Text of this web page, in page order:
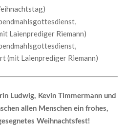
Laienprediger Riemann)
(mit Laienprediger Riemann)
Ludwig, Kevin Timmermann und
allen Menschen ein frohes,
Weihnachtsfest!